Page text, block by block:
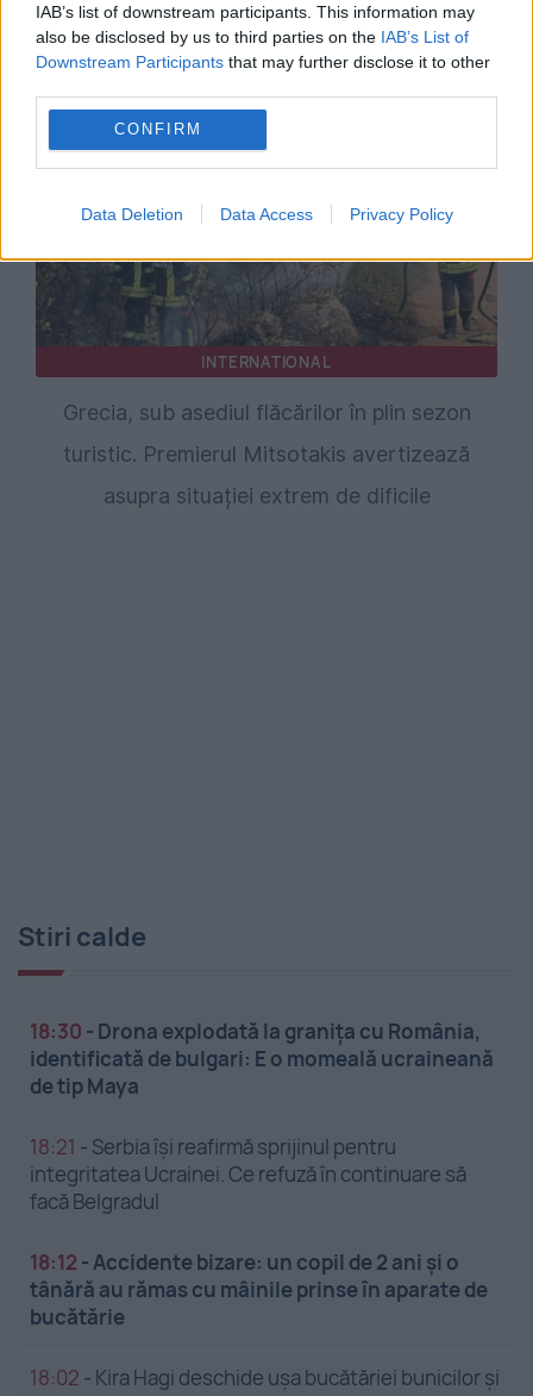
IAB’s list of downstream participants. This information may
also be disclosed by us to third parties on the IAB’s List of
Downstream Participants that may further disclose it to other
CONFIRM
Data Deletion Data Access Privacy Policy
Pompierii români, intervenție dificilă în Franța.
Intervenție comună la sol și din aer
INTERNATIONAL
Grecia, sub asediul flăcărilor în plin sezon
turistic. Premierul Mitsotakis avertizează
asupra situației extrem de dificile
Stiri calde
18:30 - Drona explodată la granița cu România,
identificată de bulgari: E o momeală ucraineană
de tip Maya
18:21 - Serbia își reafirmă sprijinul pentru
integritatea Ucrainei. Ce refuză în continuare să
facă Belgradul
18:12 -Accidente bizare: un copil de 2 ani și o
tânără au rămas cu mâinile prinse în aparate de
bucătărie
18:02 - Kira Hagi deschide ușa bucătăriei bunicilor și